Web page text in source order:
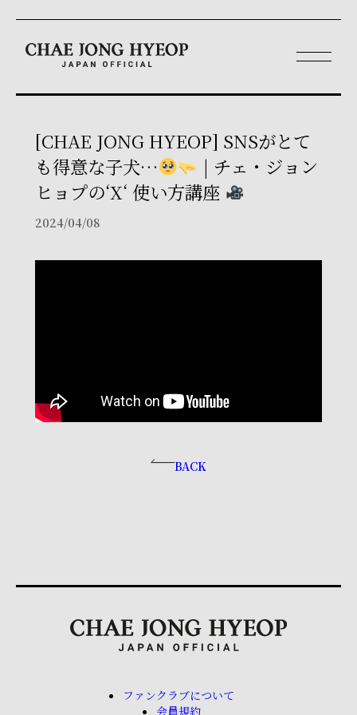
[CHAE JONG HYEOP] SNSがとて
も得意な子犬…
| チェ・ジョン
ヒョプの‘X‘ 使い方講座
2024/04/08
BACK
ファンクラブについて
会員規約